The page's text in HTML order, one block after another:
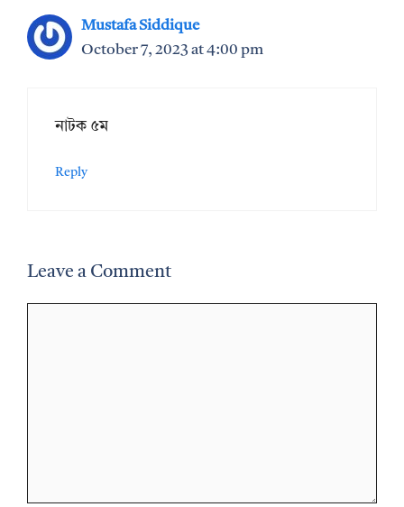
Mustafa Siddique
October 7, 2023 at 4:00 pm
নাটক ৫ম
Reply
Leave a Comment